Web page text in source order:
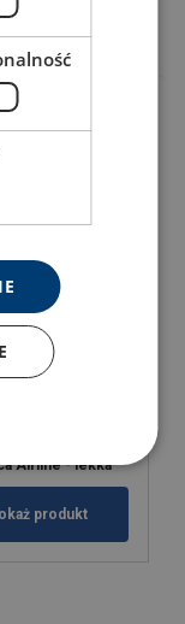
Airline - lekka
produkt